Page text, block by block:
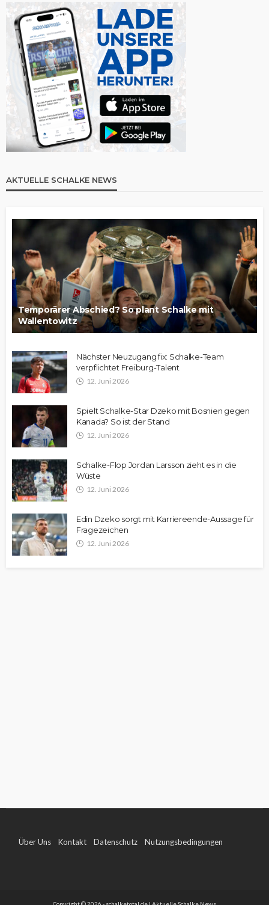
AKTUELLE SCHALKE NEWS
Temporärer Abschied? So plant Schalke mit
Wallentowitz
Nächster Neuzugang fix: Schalke-Team
verpflichtet Freiburg-Talent
12. Juni 2026
Spielt Schalke-Star Dzeko mit Bosnien gegen
Kanada? So ist der Stand
12. Juni 2026
Schalke-Flop Jordan Larsson zieht es in die
Wüste
12. Juni 2026
Edin Dzeko sorgt mit Karriereende-Aussage für
Fragezeichen
12. Juni 2026
Über Uns Kontakt Datenschutz Nutzungsbedingungen